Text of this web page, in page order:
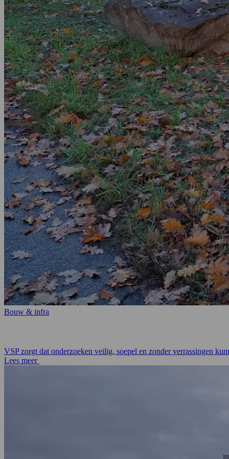
Bouw & infra
VSP zorgt dat onderzoeken veilig, soepel en zonder verrassingen
Lees meer